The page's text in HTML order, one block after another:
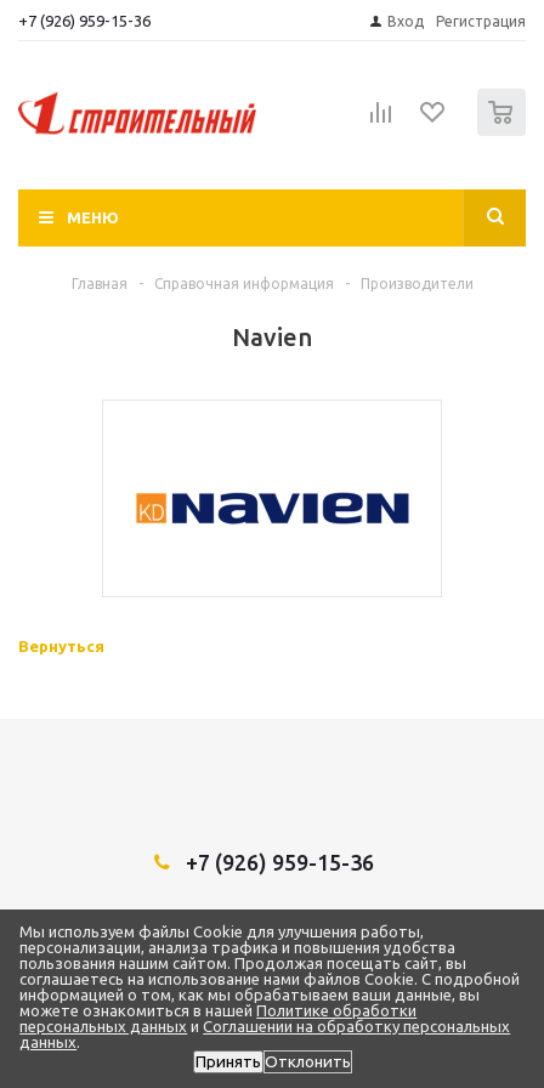
+7 (926) 959-15-36 Вход Регистрация
МЕНЮ
Главная - Справочная информация - Производители
Navien
Вернуться
+7 (926) 959-15-36
2018 - 2026 © ТЦ “1Строительный”
ИП Самарин Александр Владимирович
ИНН 772873093959 / ОГРН 319500700004192
Мы используем файлы Cookie для улучшения работы,
персонализации, анализа трафика и повышения удобства
пользования нашим сайтом. Продолжая посещать сайт, вы
соглашаетесь на использование нами файлов Cookie. С подробной
информацией о том, как мы обрабатываем ваши данные, вы
можете ознакомиться в нашейПолитике обработки
персональных данных иСоглашении на обработку персональных
данных.
Принять Отклонить